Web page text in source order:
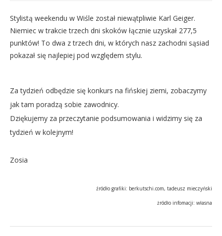
Stylistą weekendu w Wiśle został niewątpliwie Karl Geiger.
Niemiec w trakcie trzech dni skoków łącznie uzyskał 277,5
punktów! To dwa z trzech dni, w których nasz zachodni sąsiad
pokazał się najlepiej pod względem stylu.
Za tydzień odbędzie się konkurs na fińskiej ziemi, zobaczymy
jak tam poradzą sobie zawodnicy.
Dziękujemy za przeczytanie podsumowania i widzimy się za
tydzień w kolejnym!
Zosia
źródło grafiki: berkutschi.com, tadeusz mieczyński
żródło infomacji: własna